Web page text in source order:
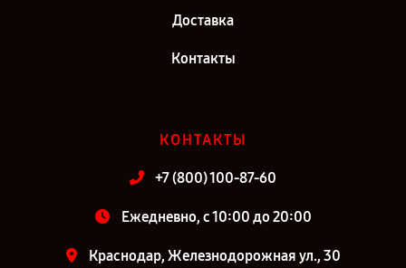
Доставка
Контакты
КОНТАКТЫ
+7 (800) 100-87-60
Ежедневно, с 10:00 до 20:00
Краснодар, Железнодорожная ул., 30